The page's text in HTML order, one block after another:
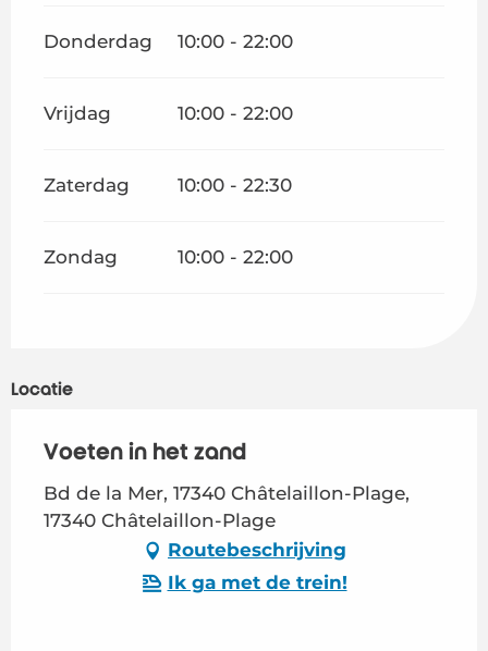
Donderdag 10:00 - 22:00
Vrijdag 10:00 - 22:00
Zaterdag 10:00 - 22:30
Zondag 10:00 - 22:00
Locatie
Voeten in het zand
Bd de la Mer, 17340 Châtelaillon-Plage,
17340 Châtelaillon-Plage
Routebeschrijving
Ik ga met de trein!